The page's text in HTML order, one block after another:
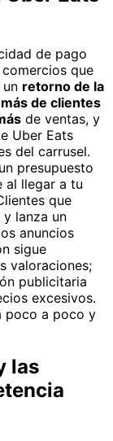
de pago
que
retorno de la
de clientes
de ventas, y
Uber Eats
del carrusel.
presupuesto
al llegar a tu
que
lanza un
anuncios
sigue
valoraciones;
publicitaria
excesivos.
poco a poco y
las